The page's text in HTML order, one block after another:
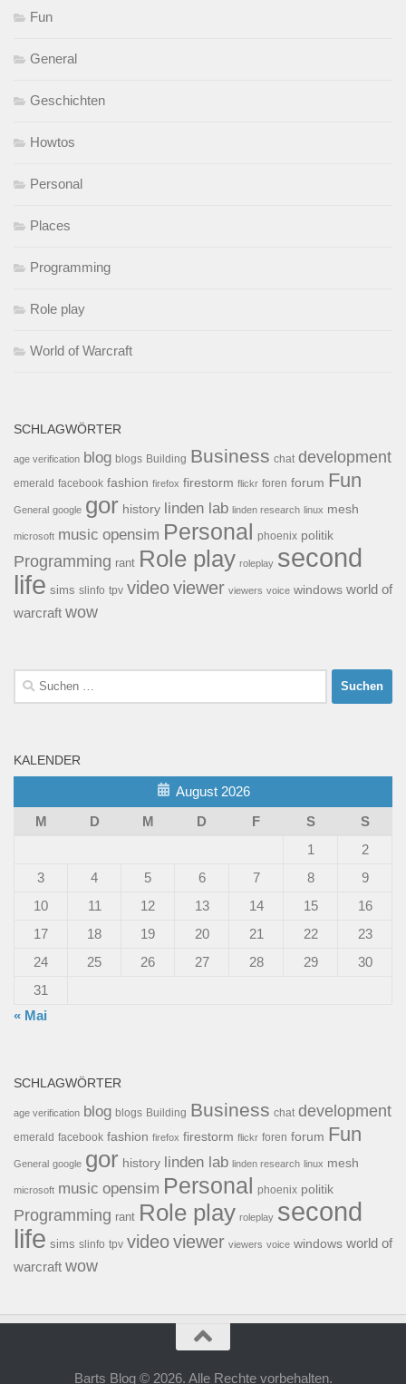
Fun
General
Geschichten
Howtos
Personal
Places
Programming
Role play
World of Warcraft
SCHLAGWÖRTER
age verification blog blogs Building Business chat development
emerald facebook fashion firefox firestorm flickr foren forum Fun
General google gor history linden lab linden research linux mesh
microsoft music opensim Personal phoenix politik
Programming rant Role play roleplay second
life sims slinfo tpv videoviewer viewers voice windows world of
warcraft wow
Suchen
nach:
KALENDER
August 2026
M
D M D F S
S
1
2
3
4 5 6 7 8
9
10
11 12 13 14 15
16
17
18 19 20 21 22
23
24
25 26 27 28 29
30
31
« Mai
SCHLAGWÖRTER
age verification blog blogs Building Business chat development
emerald facebook fashion firefox firestorm flickr foren forum Fun
General google gor history linden lab linden research linux mesh
microsoft music opensim Personal phoenix politik
Programming rant Role play roleplay second
life sims slinfo tpv videoviewer viewers voice windows world of
warcraft wow
Barts Blog © 2026. Alle Rechte vorbehalten.